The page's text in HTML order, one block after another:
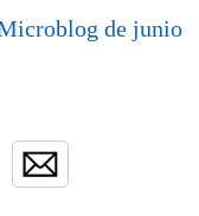
de junio